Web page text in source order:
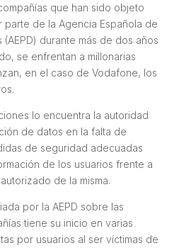
que han sido objeto
de la Agencia Española de
durante más de dos años
se enfrentan a millonarias
en el caso de Vodafone, los
lo encuentra la autoridad
de datos en la falta de
de seguridad adecuadas
de los usuarios frente a
de la misma.
por la AEPD sobre las
tiene su inicio en varias
por usuarios al ser víctimas de